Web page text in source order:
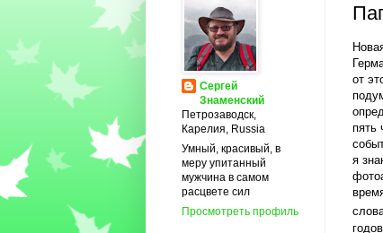
от
пять
я
годов.
Сергей
Знаменский
Петрозаводск,
Карелия, Russia
Умный, красивый, в
меру упитанный
мужчина в самом
расцвете сил
Просмотреть профиль